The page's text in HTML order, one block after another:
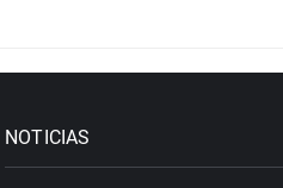
NOTICIAS